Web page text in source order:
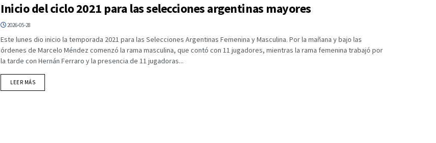
Inicio del ciclo 2021 para las selecciones argentinas mayores
2026-05-28
Este lunes dio inicio la temporada 2021 para las Selecciones Argentinas Femenina y Masculina. Por la mañana y bajo las
órdenes de Marcelo Méndez comenzó la rama masculina, que contó con 11 jugadores, mientras la rama femenina trabajó por
la tarde con Hernán Ferraro y la presencia de 11 jugadoras...
LEER MÁSDETAILS